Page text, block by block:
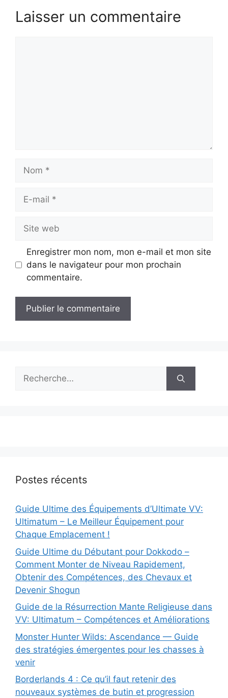
Laisser un commentaire
mail
web
Enregistrer mon nom, mon e-mail et mon site
dans le navigateur pour mon prochain
commentaire.
Rechercher :
Postes récents
Guide Ultime des Équipements d’Ultimate VV:
Ultimatum – Le Meilleur Équipement pour
Chaque Emplacement !
Guide Ultime du Débutant pour Dokkodo –
Comment Monter de Niveau Rapidement,
Obtenir des Compétences, des Chevaux et
Devenir Shogun
Guide de la Résurrection Mante Religieuse dans
VV: Ultimatum – Compétences et Améliorations
Monster Hunter Wilds: Ascendance — Guide
des stratégies émergentes pour les chasses à
venir
Borderlands 4 : Ce qu’il faut retenir des
nouveaux systèmes de butin et progression